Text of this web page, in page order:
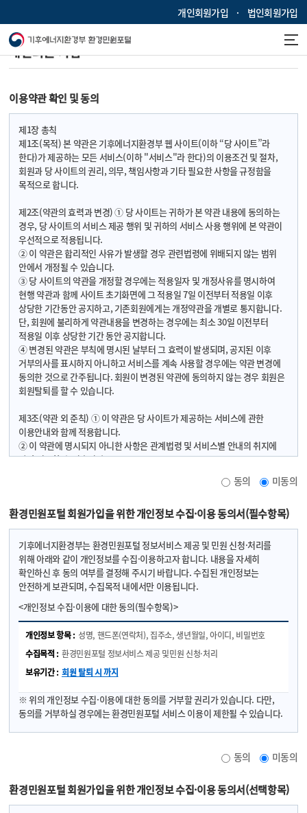
개인회원가입 법인회원가입
개인회원 가입
이용약관 확인 및 동의
제1장 총칙
제1조(목적) 본 약관은 기후에너지환경부 웹 사이트(이하 “당 사이트”라
한다)가 제공하는 모든 서비스(이하 "서비스"라 한다)의 이용조건 및 절차,
회원과 당 사이트의 권리, 의무, 책임사항과 기타 필요한 사항을 규정함을
목적으로 합니다.
제2조(약관의 효력과 변경) ① 당 사이트는 귀하가 본 약관 내용에 동의하는
경우, 당 사이트의 서비스 제공 행위 및 귀하의 서비스 사용 행위에 본 약관이
우선적으로 적용됩니다.
② 이 약관은 합리적인 사유가 발생할 경우 관련법령에 위배되지 않는 범위
안에서 개정될 수 있습니다.
③ 당 사이트의 약관을 개정할 경우에는 적용일자 및 개정사유를 명시하여
현행 약관과 함께 사이트 초기화면에 그 적용일 7일 이전부터 적용일 이후
상당한 기간동안 공지하고, 기존회원에게는 개정약관을 개별로 통지합니다.
단, 회원에 불리하게 약관내용을 변경하는 경우에는 최소 30일 이전부터
적용일 이후 상당한 기간 동안 공지합니다.
④ 변경된 약관은 부칙에 명시된 날부터 그 효력이 발생되며, 공지된 이후
거부의사를 표시하지 아니하고 서비스를 계속 사용할 경우에는 약관 변경에
동의한 것으로 간주됩니다. 회원이 변경된 약관에 동의하지 않는 경우 회원은
회원탈퇴를 할 수 있습니다.
제3조(약관 외 준칙) ① 이 약관은 당 사이트가 제공하는 서비스에 관한
이용안내와 함께 적용합니다.
② 이 약관에 명시되지 아니한 사항은 관계법령 및 서비스별 안내의 취지에
따라 적용할 수 있습니다.
제4조(용어의 정의) 본 약관에서 사용하는 용어의 정의는 다음 각 호와
1. 이용자 : 본 약관에 따라 당 사이트가 제공하는 서비스를 받는 자
2. 가입 : 당 사이트가 제공하는 신청서 양식에 해당 정보를 기입하고, 본
약관에 동의하여 서비스 이용계약을 완료시키는 행위
3. 회원 : 당 사이트에 개인 정보를 제공하여 회원 등록을 한 자로서 당
사이트가 제공하는 서비스를 이용할 수 있는 자
4. 회원 ID : 회원의 식별 및 서비스 이용을 위하여 자신이 선정한 문자 및
5. 비밀번호 : 이용자와 회원ID가 일치하는지를 확인하고 통신상의 자신의
비밀보호를 위하여 이용자 자신이 선정한 문자와 숫자의 조합
6. 탈퇴 : 회원이 이용계약을 종료시키는 행위
7. 기후에너지환경부 패밀리 사이트 : 기후에너지환경부 및 소속
공공기관에서 운영하는 웹사이트 중 회원정보를 공동으로 활용하는 웹사이트
8. 본 약관에서 정의하지 않은 용어는 관계법령, 개별서비스에 대한 별도약관
및 이용규정에서 정의합니다.
제2장 이용계약의 체결 및 해지
제공하는 소정의 가입신청 양식에서 요구하는 사항을 기록하여 가입을
② 본 약관에 대한 동의는 가입신청 당시 ‘동의함’ 버튼을 누름으로써
성립됩니다.
동의 미동의
환경민원포털 회원가입을 위한 개인정보 수집·이용 동의서(필수항목)
기후에너지환경부는 환경민원포털 정보서비스 제공 및 민원 신청·처리를
위해 아래와 같이 개인정보를 수집·이용하고자 합니다. 내용을 자세히
확인하신 후 동의 여부를 결정해 주시기 바랍니다. 수집된 개인정보는
안전하게 보관되며, 수집목적 내에서만 이용됩니다.
<개인정보 수집·이용에 대한 동의(필수항목)>
성명, 핸드폰(연락처), 집주소, 생년월일, 아이디, 비밀번호
환경민원포털 정보서비스 제공 및민원 신청·처리
회원 탈퇴 시 까지
※ 위의 개인정보 수집·이용에 대한 동의를 거부할 권리가 있습니다. 다만,
동의를 거부하실 경우에는 환경민원포털 서비스 이용이 제한될 수 있습니다.
동의 미동의
환경민원포털 회원가입을 위한 개인정보 수집·이용 동의서(선택항목)